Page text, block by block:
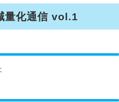
量化通信 vol.1